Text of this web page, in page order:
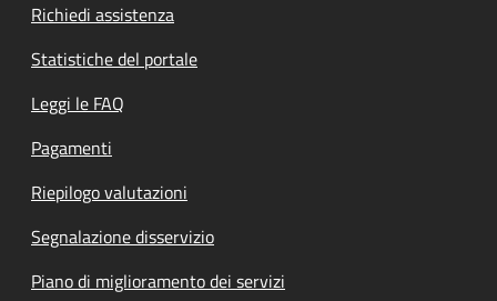
Richiedi assistenza
Statistiche del portale
Leggi le FAQ
Pagamenti
Riepilogo valutazioni
Segnalazione disservizio
Piano di miglioramento dei servizi